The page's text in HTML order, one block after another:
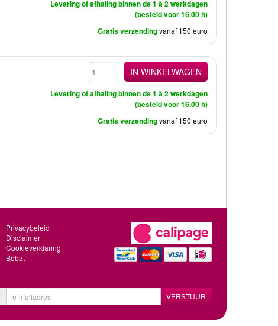
Levering of afhaling binnen de 1 à 2 werkdagen
(besteld voor 16.00 h)
Gratis verzendingvanaf 150 euro
IN WINKELWAGEN
Levering of afhaling binnen de 1 à 2 werkdagen
(besteld voor 16.00 h)
Gratis verzendingvanaf 150 euro
Privacybeleid
Disclaimer
Cookieverklaring
Bebat
VERSTUUR